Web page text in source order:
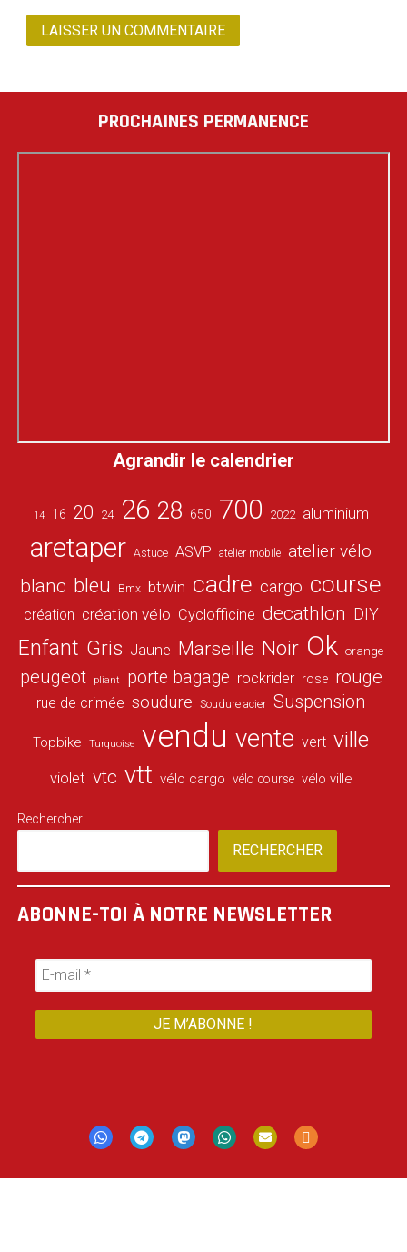
PROCHAINES PERMANENCE
Agrandir le calendrier
14 16 20 24 26 28 650 700 2022 aluminium
aretaper Astuce ASVP atelier mobile atelier vélo
blanc bleu Bmx btwin cadre cargo course
création création vélo Cyclofficine decathlon DIY
Enfant Gris Jaune Marseille Noir Ok orange
peugeot pliant porte bagage rockrider rose rouge
rue de crimée soudure Soudure acier Suspension
Topbike Turquoise vendu vente vert ville
violet vtc vtt vélo cargo vélo course vélo ville
Rechercher
RECHERCHER
ABONNE-TOI À NOTRE NEWSLETTER